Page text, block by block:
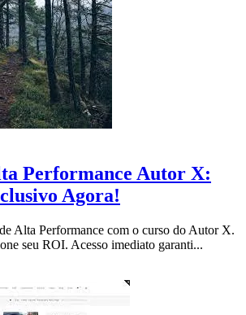
Performance Autor X:
Agora!
Alta Performance com o curso do Autor X.
seu ROI. Acesso imediato garanti...